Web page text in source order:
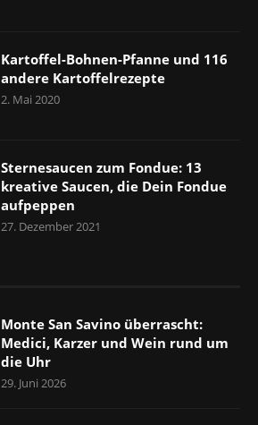
Kartoffel-Bohnen-Pfanne und 116
andere Kartoffelrezepte
2. Mai 2020
Sternesaucen zum Fondue: 13
kreative Saucen, die Dein Fondue
aufpeppen
27. Dezember 2021
Monte San Savino überrascht:
Medici, Karzer und Wein rund um
die Uhr
29. Juni 2026